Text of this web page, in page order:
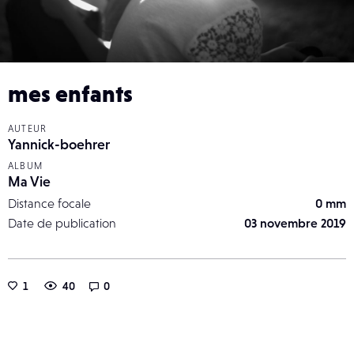
mes enfants
AUTEUR
Yannick-boehrer
ALBUM
Ma Vie
Distance focale
0 mm
Date de publication
03 novembre 2019
1 40 0